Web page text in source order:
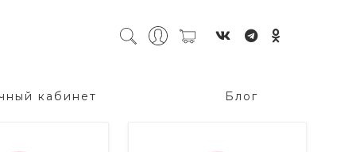
кабинет Блог